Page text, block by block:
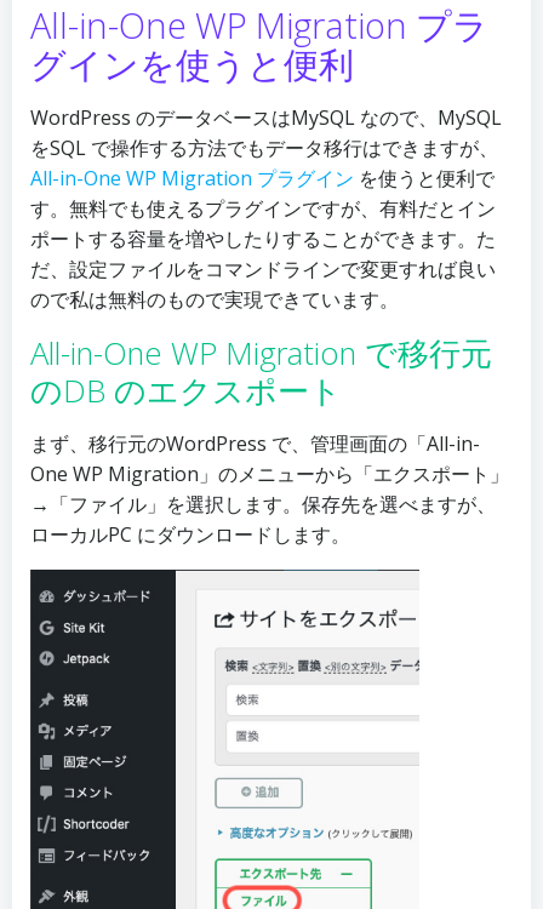
All-in-One WP Migration プラ
グインを使うと便利
WordPress のデータベースはMySQL なので、MySQL
をSQL で操作する方法でもデータ移行はできますが、
All-in-One WP Migration プラグイン を使うと便利で
す。無料でも使えるプラグインですが、有料だとイン
ポートする容量を増やしたりすることができます。た
だ、設定ファイルをコマンドラインで変更すれば良い
ので私は無料のもので実現できています。
All-in-One WP Migration で移行元
のDB のエクスポート
まず、移行元のWordPress で、管理画面の「All-in-
One WP Migration」のメニューから「エクスポート」
→「ファイル」を選択します。保存先を選べますが、
ローカルPC にダウンロードします。